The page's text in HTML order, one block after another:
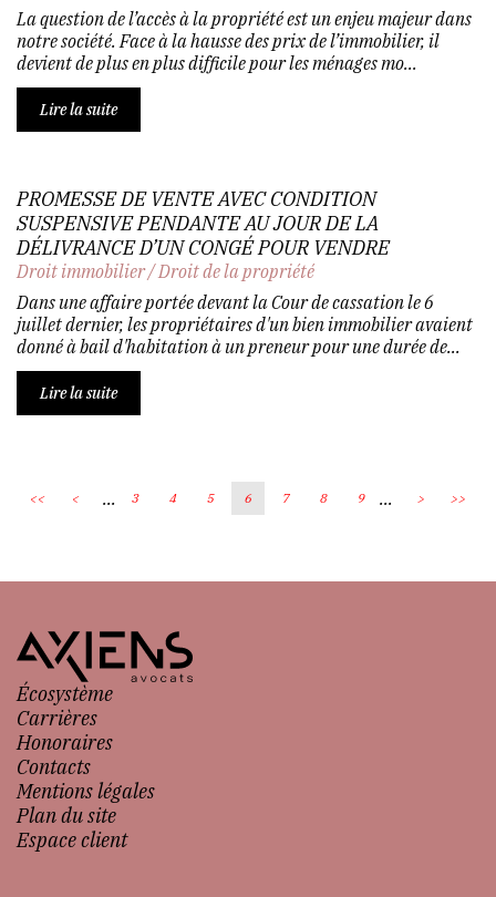
La question de l’accès à la propriété est un enjeu majeur dans
notre société. Face à la hausse des prix de l’immobilier, il
devient de plus en plus difficile pour les ménages mo...
Lire la suite
PROMESSE DE VENTE AVEC CONDITION
SUSPENSIVE PENDANTE AU JOUR DE LA
DÉLIVRANCE D’UN CONGÉ POUR VENDRE
Droit immobilier/Droit de la propriété
Dans une affaire portée devant la Cour de cassation le 6
juillet dernier, les propriétaires d'un bien immobilier avaient
donné à bail d'habitation à un preneur pour une durée de...
Lire la suite
<< < ... 3 4 5 6 7 8 9 ... > >>
Écosystème
Carrières
Honoraires
Contacts
Mentions légales
Plan du site
Espace client